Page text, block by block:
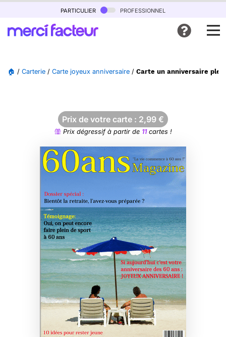
particulier professionnel
🏠 / Carterie / Carte joyeux anniversaire / Carte un anniversaire
Prix de votre carte : 2,99 €
Prix dégressif à partir de 11cartes !